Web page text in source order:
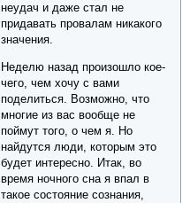
неудач и даже стал не
придавать провалам никакого
значения.
Неделю назад произошло кое-
чего, чем хочу с вами
поделиться. Возможно, что
многие из вас вообще не
поймут того, о чем я. Но
найдутся люди, которым это
будет интересно. Итак, во
время ночного сна я впал в
такое состояние сознания,